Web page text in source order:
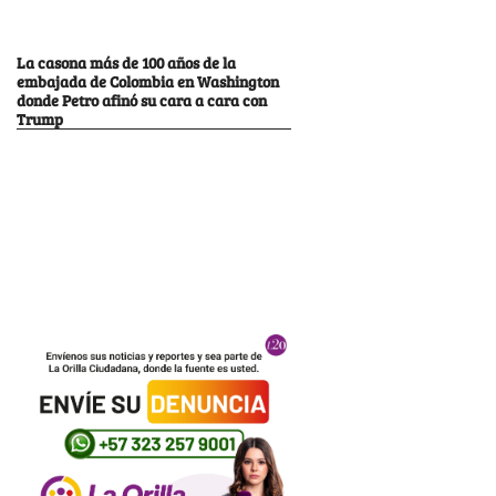
La casona más de 100 años de la
embajada de Colombia en Washington
donde Petro afinó su cara a cara con
Trump